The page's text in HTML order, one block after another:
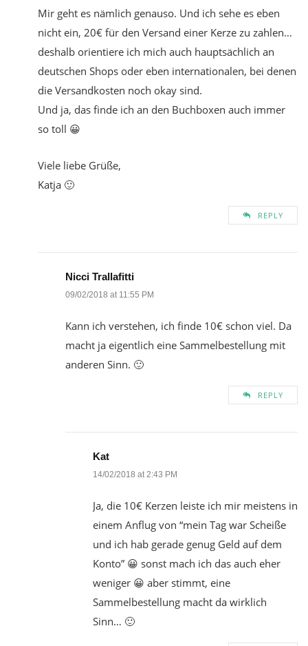
Mir geht es nämlich genauso. Und ich sehe es eben
nicht ein, 20€ für den Versand einer Kerze zu zahlen…
deshalb orientiere ich mich auch hauptsächlich an
deutschen Shops oder eben internationalen, bei denen
die Versandkosten noch okay sind.
Und ja, das finde ich an den Buchboxen auch immer
so toll 😀
Viele liebe Grüße,
Katja 🙂
REPLY
Nicci Trallafitti
09/02/2018 at 11:55 PM
Kann ich verstehen, ich finde 10€ schon viel. Da
macht ja eigentlich eine Sammelbestellung mit
anderen Sinn. 🙂
REPLY
Kat
14/02/2018 at 2:43 PM
Ja, die 10€ Kerzen leiste ich mir meistens in
einem Anflug von “mein Tag war Scheiße
und ich hab gerade genug Geld auf dem
Konto” 😀 sonst mach ich das auch eher
weniger 😀 aber stimmt, eine
Sammelbestellung macht da wirklich
Sinn… 🙂